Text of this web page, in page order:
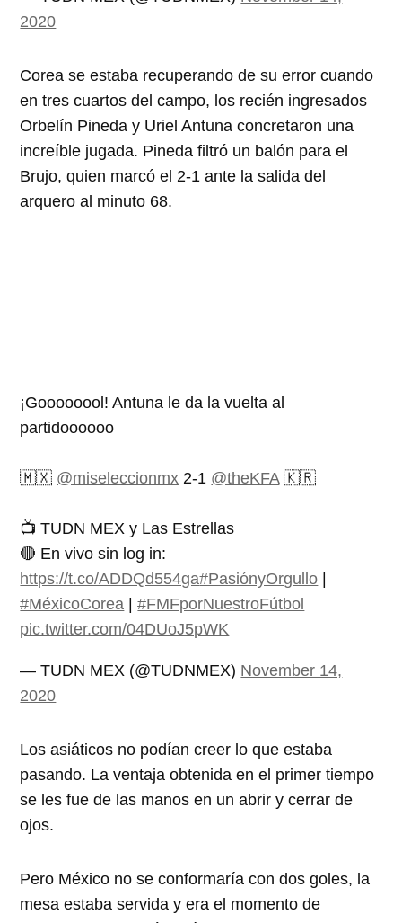
2020
Corea se estaba recuperando de su error cuando
en tres cuartos del campo, los recién ingresados
Orbelín Pineda y Uriel Antuna concretaron una
increíble jugada. Pineda filtró un balón para el
Brujo, quien marcó el 2-1 ante la salida del
arquero al minuto 68.
¡Goooooool! Antuna le da la vuelta al
partidoooooo
🇲🇽 @miseleccionmx 2-1 @theKFA🇰🇷
📺 TUDN MEX y Las Estrellas
🔴 En vivo sin log in:
https://t.co/ADDQd554ga#PasiónyOrgullo
#MéxicoCorea |#FMFporNuestroFútbol
pic.twitter.com/04DUoJ5pWK
— TUDN MEX (@TUDNMEX) November 14,
2020
Los asiáticos no podían creer lo que estaba
pasando. La ventaja obtenida en el primer tiempo
se les fue de las manos en un abrir y cerrar de
ojos.
Pero México no se conformaría con dos goles, la
mesa estaba servida y era el momento de